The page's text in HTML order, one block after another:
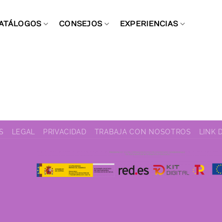
CONSEJOS EXPERIENCIAS
LEGAL PRIVACIDAD TRABAJA CON NOSOTROS LINK